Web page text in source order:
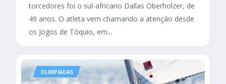
torcedores foi o sul-africano Dallas Oberholzer, de
49 anos. O atleta vem chamando a atenção desde
os Jogos de Tóquio, em...
OLIMPÍADAS